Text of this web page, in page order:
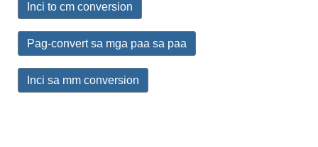
Inci to cm conversion
Pag-convert sa mga paa sa paa
Inci sa mm conversion